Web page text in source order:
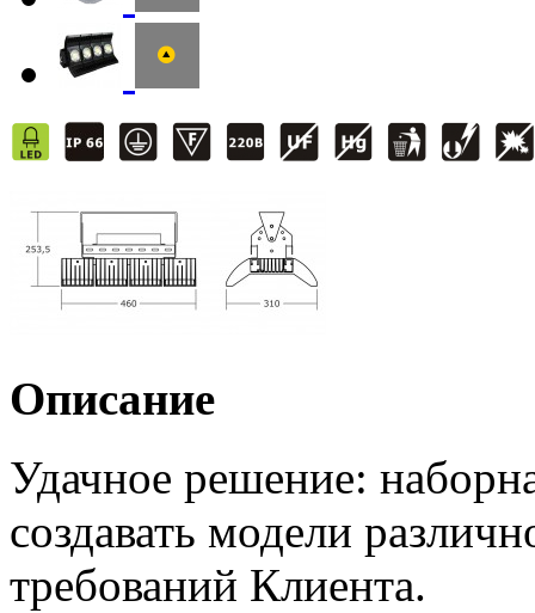
Описание
Удачное решение:
создавать модели
требований Клиента.